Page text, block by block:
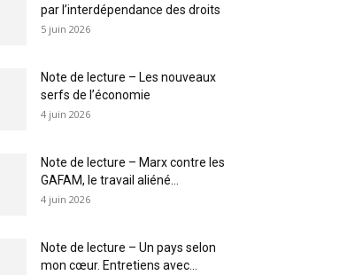
par l’interdépendance des droits
5 juin 2026
Note de lecture – Les nouveaux
serfs de l’économie
4 juin 2026
Note de lecture – Marx contre les
GAFAM, le travail aliéné...
4 juin 2026
Note de lecture – Un pays selon
mon cœur. Entretiens avec...